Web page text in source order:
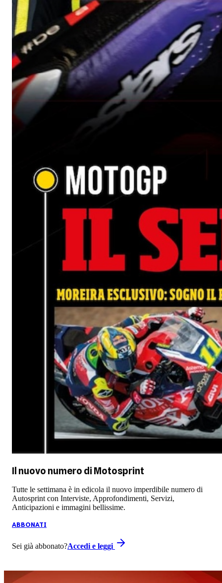
Il nuovo numero di Motosprint
Tutte le settimana è in edicola il nuovo imperdibile numero di
Autosprint con Interviste, Approfondimenti, Servizi,
Anticipazioni e immagini bellissime.
ABBONATI
Sei già abbonato?Accedi e leggi